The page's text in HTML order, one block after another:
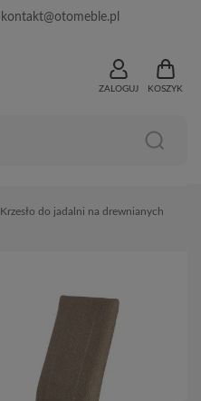
kontakt@otomeble.pl
ZALOGUJ KOSZYK
Krzesło do jadalni na drewnianych